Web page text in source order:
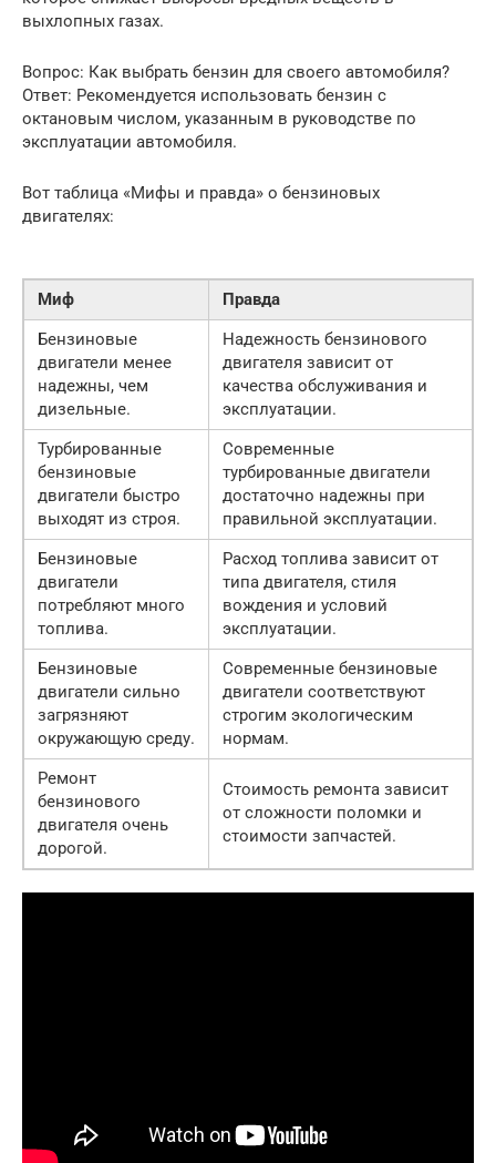
выхлопных газах.
Вопрос: Как выбрать бензин для своего автомобиля?
Ответ: Рекомендуется использовать бензин с
октановым числом, указанным в руководстве по
эксплуатации автомобиля.
Вот таблица «Мифы и правда» о бензиновых
двигателях:
Миф
Правда
Бензиновые
двигатели менее
надежны, чем
дизельные.
Надежность бензинового
двигателя зависит от
качества обслуживания и
эксплуатации.
Турбированные
бензиновые
двигатели быстро
выходят из строя.
Современные
турбированные двигатели
достаточно надежны при
правильной эксплуатации.
Бензиновые
двигатели
потребляют много
топлива.
Расход топлива зависит от
типа двигателя, стиля
вождения и условий
эксплуатации.
Бензиновые
двигатели сильно
загрязняют
окружающую среду.
Современные бензиновые
двигатели соответствуют
строгим экологическим
нормам.
Ремонт
бензинового
двигателя очень
дорогой.
Стоимость ремонта зависит
от сложности поломки и
стоимости запчастей.